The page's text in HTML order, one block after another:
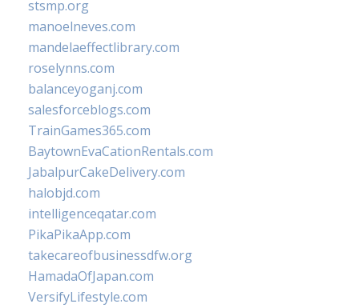
stsmp.org
manoelneves.com
mandelaeffectlibrary.com
roselynns.com
balanceyoganj.com
salesforceblogs.com
TrainGames365.com
BaytownEvaCationRentals.com
JabalpurCakeDelivery.com
halobjd.com
intelligenceqatar.com
PikaPikaApp.com
takecareofbusinessdfw.org
HamadaOfJapan.com
VersifyLifestyle.com